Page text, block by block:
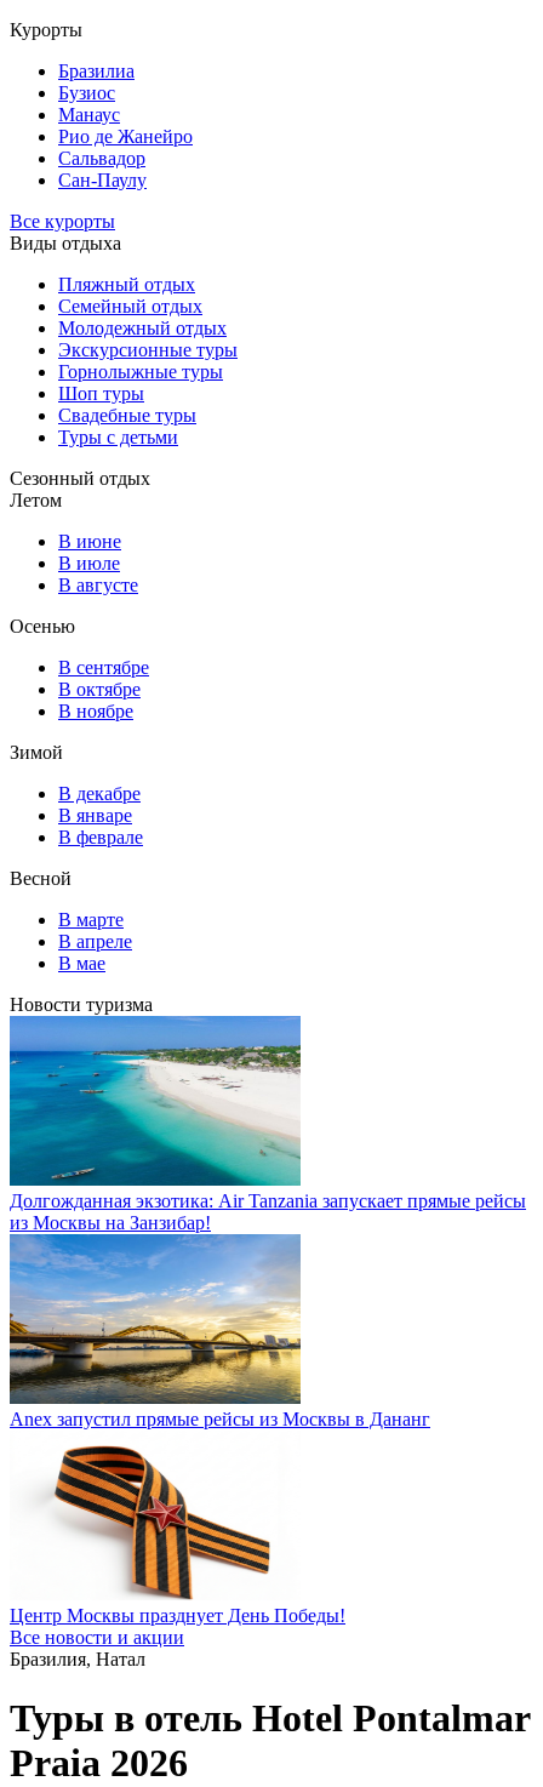
Курорты
Бразилиа
Бузиос
Манаус
Рио де Жанейро
Сальвадор
Сан-Паулу
Все курорты
Виды отдыха
Пляжный отдых
Семейный отдых
Молодежный отдых
Экскурсионные туры
Горнолыжные туры
Шоп туры
Свадебные туры
Туры с детьми
Сезонный отдых
Летом
В июне
В июле
В августе
Осенью
В сентябре
В октябре
В ноябре
Зимой
В декабре
В январе
В феврале
Весной
В марте
В апреле
В мае
Новости туризма
Долгожданная экзотика: Air Tanzania запускает прямые рейсы
из Москвы на Занзибар!
Anex запустил прямые рейсы из Москвы в Дананг
Центр Москвы празднует День Победы!
Все новости и акции
Бразилия, Натал
Туры в отель Hotel Pontalmar
Praia 2026